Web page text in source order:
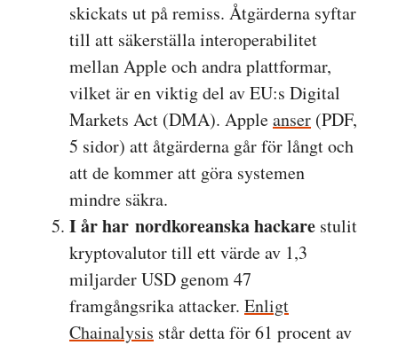
skickats ut på remiss. Åtgärderna syftar
till att säkerställa interoperabilitet
mellan Apple och andra plattformar,
vilket är en viktig del av EU:s Digital
Markets Act (DMA). Appleanser (PDF,
5 sidor) att åtgärderna går för långt och
att de kommer att göra systemen
mindre säkra.
I år har nordkoreanska hackare stulit
kryptovalutor till ett värde av 1,3
miljarder USD genom 47
framgångsrika attacker. Enligt
Chainalysis står detta för 61 procent av